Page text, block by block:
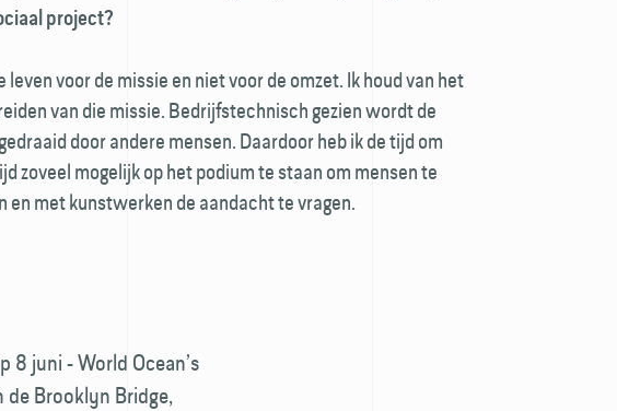
project?
leven voor de missie en niet voor de omzet. Ik houd van het
van die missie. Bedrijfstechnisch gezien wordt de
door andere mensen. Daardoor heb ik de tijd om
zoveel mogelijk op het podium te staan om mensen te
en met kunstwerken de aandacht te vragen.
8 juni - World Ocean’s
de Brooklyn Bridge,